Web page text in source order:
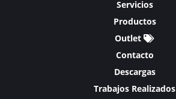
Servicios
Productos
Outlet
Contacto
Descargas
Trabajos Realizados